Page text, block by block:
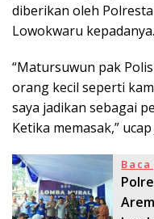
diberikan oleh
Lowokwaru kepadanya.
“Matursuwun pak
orang kecil seperti
saya jadikan sebagai
Ketika memasak,”
Baca